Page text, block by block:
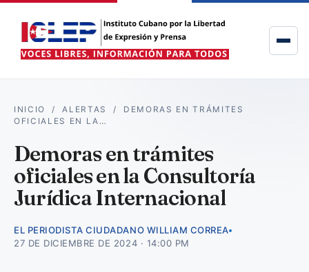
INICIO /ALERTAS / DEMORAS EN TRÁMITES
OFICIALES EN LA…
Demoras en trámites
oficiales en la Consultoría
Jurídica Internacional
EL PERIODISTA CIUDADANO WILLIAM CORREA
27 DE DICIEMBRE DE 2024 · 14:00 PM